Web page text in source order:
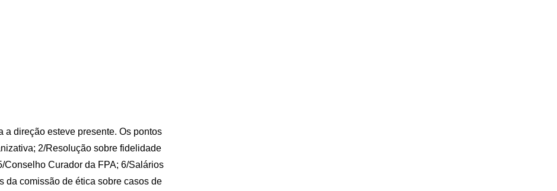
a direção esteve presente. Os pontos
2/Resolução sobre fidelidade
Conselho Curador da FPA; 6/Salários
da comissão de ética sobre casos de